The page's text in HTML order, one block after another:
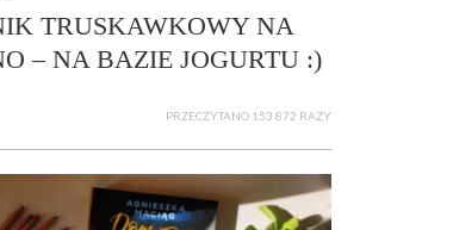
TRUSKAWKOWY NA
– NA BAZIE JOGURTU :)
PRZECZYTANO 153 872 RAZY